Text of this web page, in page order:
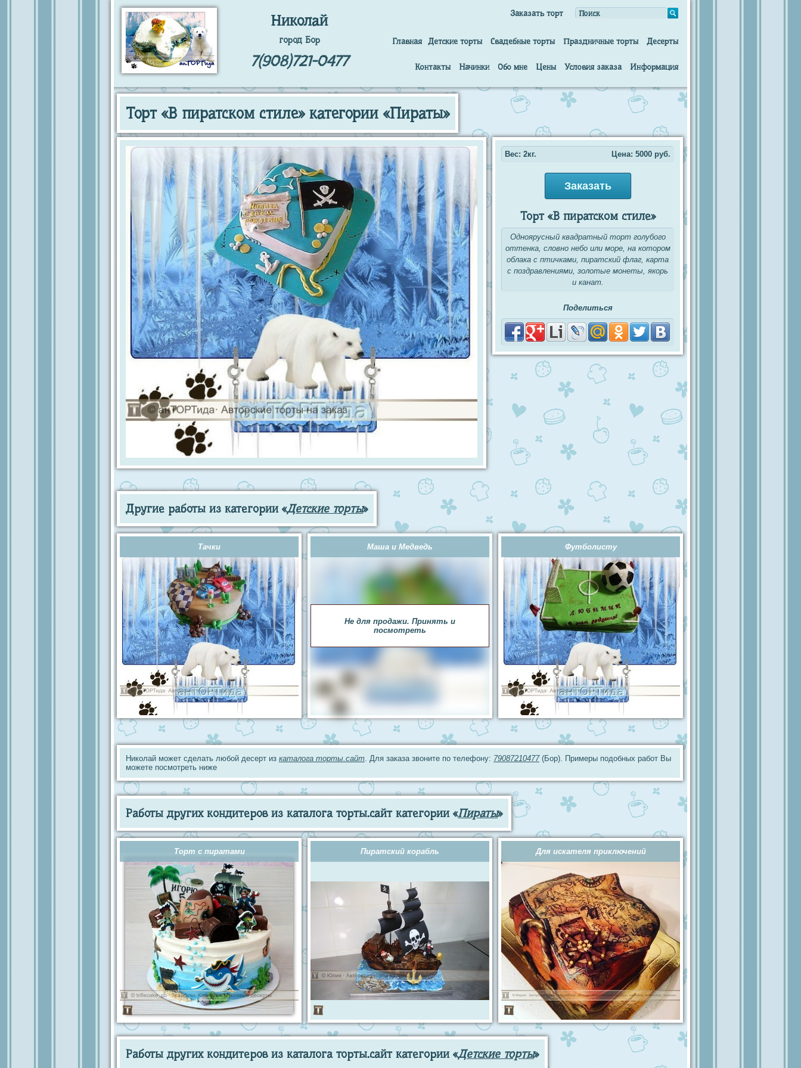
Николай
город Бор
7(908)721-0477
Заказать торт
Главная Детские торты Свадебные торты Праздничные торты Десерты
Контакты Начинки Обо мне Цены Условия заказа Информация
Торт «В пиратском стиле» категории «Пираты»
Вес: 2кг. Цена: 5000 руб.
Заказать
Торт «В пиратском стиле»
Одноярусный квадратный торт голубого
оттенка, словно небо или море, на котором
облака с птичками, пиратский флаг, карта
с поздравлениями, золотые монеты, якорь
и канат.
Поделиться
Другие работы из категории «Детские торты»
Тачки Маша и Медведь
Не для продажи. Принять и
посмотреть
Футболисту
Николай может сделать любой десерт из каталога торты.сайт. Для заказа звоните по телефону: 79087210477(Бор). Примеры подобных работ Вы
можете посмотреть ниже
Работы других кондитеров из каталога торты.сайт категории «Пираты»
Торт с пиратами Пиратский корабль Для искателя приключений
Работы других кондитеров из каталога торты.сайт категории «Детские торты»